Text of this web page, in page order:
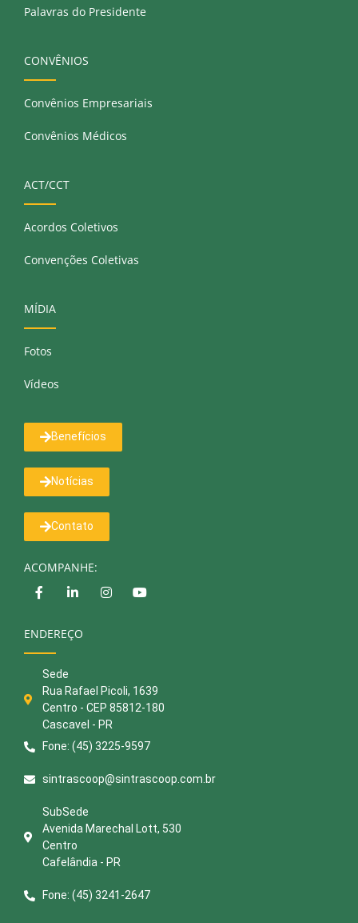
Palavras do Presidente
CONVÊNIOS
Convênios Empresariais
Convênios Médicos
ACT/CCT
Acordos Coletivos
Convenções Coletivas
MÍDIA
Fotos
Vídeos
Benefícios
Notícias
Contato
ACOMPANHE:
ENDEREÇO
Sede
Rua Rafael Picoli, 1639
Centro - CEP 85812-180
Cascavel - PR
Fone: (45) 3225-9597
sintrascoop@sintrascoop.com.br
SubSede
Avenida Marechal Lott, 530
Centro
Cafelândia - PR
Fone: (45) 3241-2647